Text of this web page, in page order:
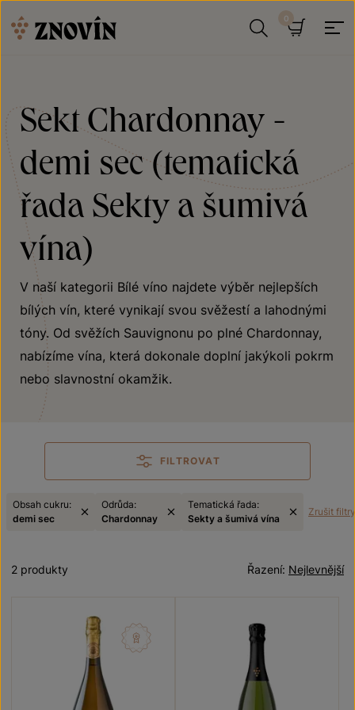
Sekt Chardonnay -
demi sec (tematická
řada Sekty a šumivá
vína)
V naší kategorii Bílé víno najdete výběr nejlepších
bílých vín, které vynikají svou svěžestí a lahodnými
tóny. Od svěžích Sauvignonu po plné Chardonnay,
nabízíme vína, která dokonale doplní jakýkoli pokrm
nebo slavnostní okamžik.
FILTROVAT
Obsah cukru:
demi sec
Odrůda:
Chardonnay
Tematická řada:
Sekty a šumivá vína
Zrušit filtry
Nejlevnější
Řazení:
2 produkty